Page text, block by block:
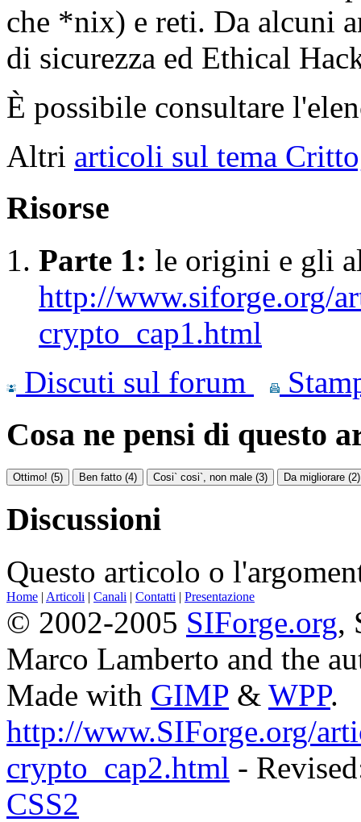
che *nix) e reti. Da alcuni
di sicurezza ed Ethical
È possibile consultare
Altri articoli sul tema
Risorse
Parte 1: le origini e gli
http://www.siforge.org/
crypto_cap1.html
Discuti sul forum
Cosa ne pensi di questo
Discussioni
Questo articolo o
Home | Articoli | Canali | Contatti | Presentazione
© 2002-2005 SIForge.org,
Marco Lamberto and the
Made with GIMP & WPP.
http://www.SIForge.org/
crypto_cap2.html -
CSS2